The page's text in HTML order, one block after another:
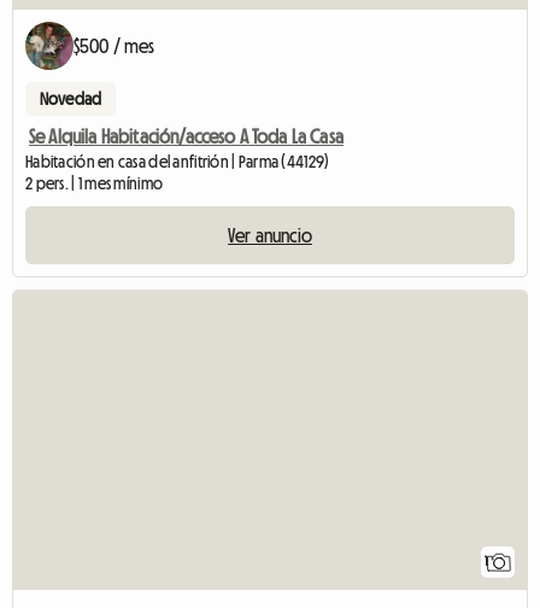
$500 / mes
Novedad
Se Alquila Habitación/acceso A Toda La Casa
Habitación en casa del anfitrión | Parma (44129)
2 pers. | 1 mes mínimo
Ver anuncio
1